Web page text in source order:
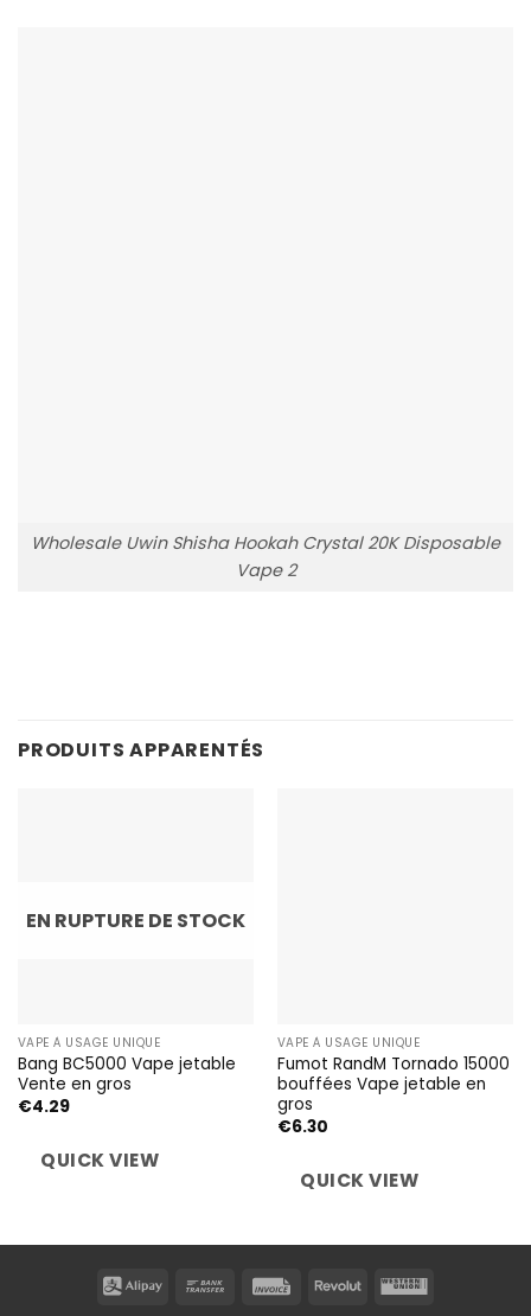
Wholesale Uwin Shisha Hookah Crystal 20K Disposable
Vape 2
PRODUITS APPARENTÉS
EN RUPTURE DE STOCK
VAPE À USAGE UNIQUE
Bang BC5000 Vape jetable
Vente en gros
€4.29
QUICK VIEW
VAPE À USAGE UNIQUE
Fumot RandM Tornado 15000
bouffées Vape jetable en
gros
€6.30
QUICK VIEW
Alipay
Bank
Invoice RevolutWestern